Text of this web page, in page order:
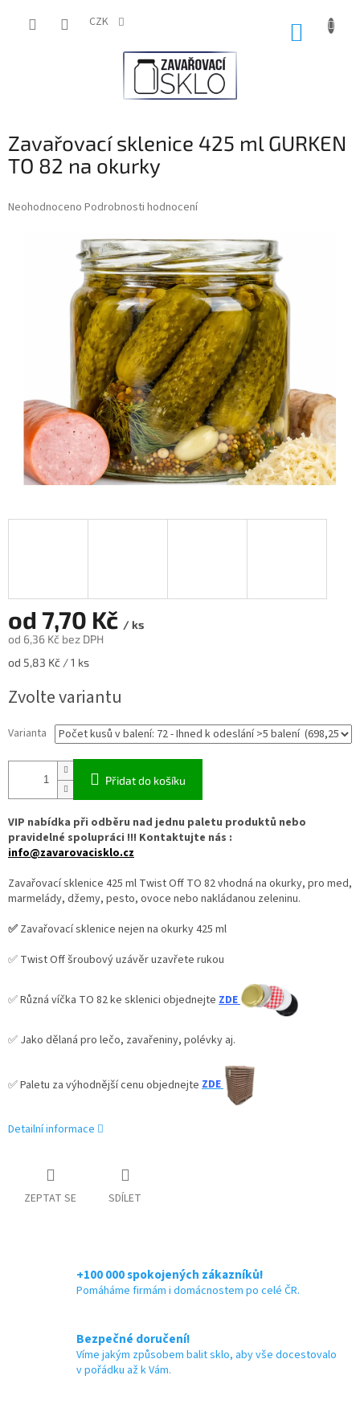
CZK
Zavařovací sklenice 425 ml GURKEN
TO 82 na okurky
Průměrné
Neohodnoceno Podrobnosti hodnocení
od 7,70 Kč / ks
od 6,36 Kč bez DPH
Měrná
od 5,83 Kč / 1 ks
Zvolte variantu
Varianta
Přidat do košíku
VIP nabídka při odběru nad jednu paletu produktů nebo
pravidelné spolupráci !!! Kontaktujte nás :
info@zavarovacisklo.cz
Zavařovací sklenice 425 ml Twist Off TO 82 vhodná na okurky, pro med,
marmelády, džemy, pesto, ovoce nebo nakládanou zeleninu.
✅ Zavařovací sklenice nejen na okurky 425 ml
✅ Twist Off šroubový uzávěr uzavřete rukou
✅ Různá víčka TO 82 ke sklenici objednejte ZDE
✅ Jako dělaná pro lečo, zavařeniny, polévky aj.
✅Paletu za výhodnější cenu objednejte ZDE
Detailní informace
ZEPTAT SE SDÍLET
+100 000 spokojených zákazníků!
Pomáháme firmám i domácnostem po celé ČR.
Bezpečné doručení!
Víme jakým způsobem balit sklo, aby vše docestovalo
v pořádku až k Vám.